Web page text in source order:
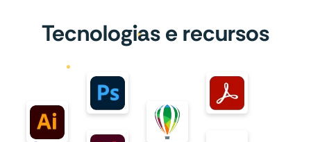
Tecnologias e recursos